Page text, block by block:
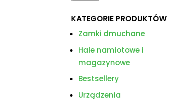
KATEGORIE PRODUKTÓW
Zamki dmuchane
Hale namiotowe i
magazynowe
Bestsellery
Urządzenia